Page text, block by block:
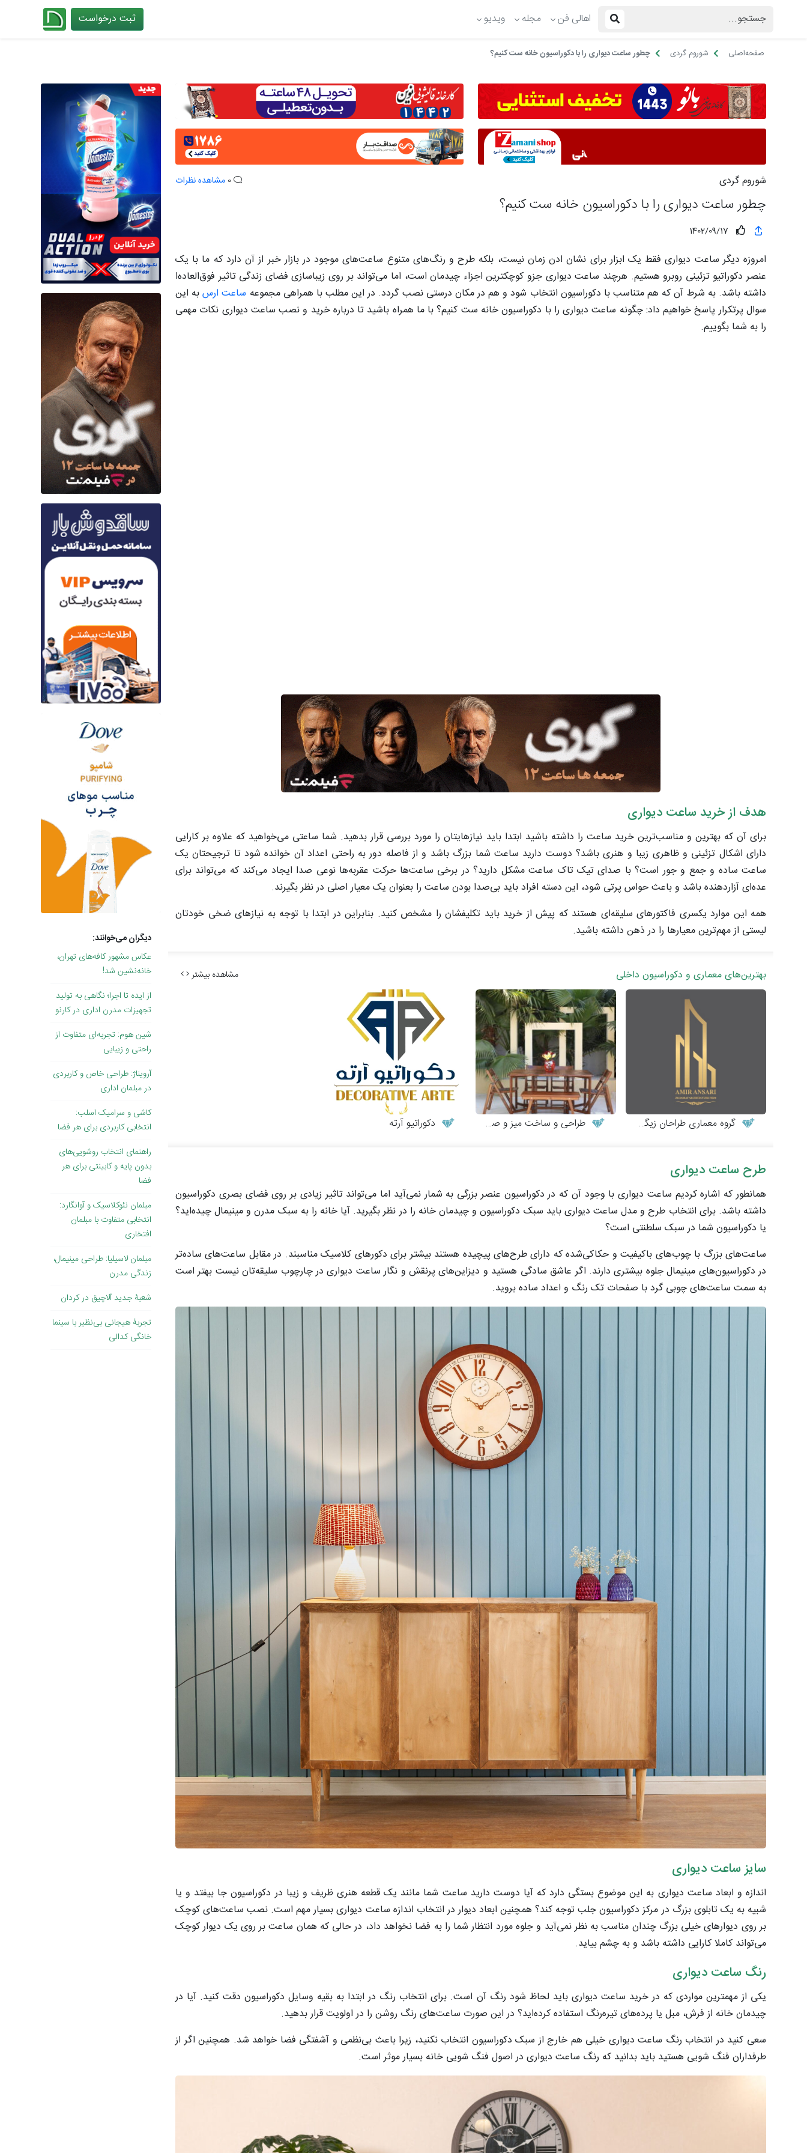
اهالی فن مجله ویدیو ثبت درخواست
صفحه‌اصلی شوروم گردی چطور ساعت دیواری را با دکوراسیون خانه ست کنیم؟
شوروم گردی مشاهده نظرات
چطور ساعت دیواری را با دکوراسیون خانه ست کنیم؟
1402/09/17
امروزه دیگر ساعت دیواری فقط یک ابزار برای نشان ادن زمان نیست، بلکه طرح و رنگ‌های متنوع ساعت‌های موجود در بازار خبر از آن دارد که ما با یک
عنصر دکوراتیو تزئینی روبرو هستیم. هرچند ساعت دیواری جزو کوچکترین اجزاء چیدمان است، اما می‌تواند بر روی زیباسازی فضای زندگی تاثیر فوق‌العاده‌ا
داشته باشد. به شرط آن که هم متناسب با دکوراسیون انتخاب شود و هم در مکان درستی نصب گردد. در این مطلب با همراهی مجموعه ساعت ارسبه این
سوال پرتکرار پاسخ خواهیم داد: چگونه ساعت دیواری را با دکوراسیون خانه ست کنیم؟ با ما همراه باشید تا درباره خرید و نصب ساعت دیواری نکات مهمی
را به شما بگوییم.
هدف از خرید ساعت دیواری
برای آن که بهترین و مناسب‌ترین خرید ساعت را داشته باشید ابتدا باید نیازهایتان را مورد بررسی قرار بدهید. شما ساعتی می‌خواهید که علاوه بر کارایی
دارای اشکال تزئینی و ظاهری زیبا و هنری باشد؟ دوست دارید ساعت شما بزرگ باشد و از فاصله دور به راحتی اعداد آن خوانده شود تا ترجیحتان یک
ساعت ساده و جمع و جور است؟ با صدای تیک تاک ساعت مشکل دارید؟ در برخی ساعت‌ها حرکت عقربه‌ها نوعی صدا ایجاد می‌کند که می‌تواند برای
عده‌ای آزاردهنده باشد و باعث حواس پرتی شود، این دسته افراد باید بی‌صدا بودن ساعت را بعنوان یک معیار اصلی در نظر بگیرند.
همه این موارد یکسری فاکتورهای سلیقه‌ای هستند که پیش از خرید باید تکلیفشان را مشخص کنید. بنابراین در ابتدا با توجه به نیازهای ضخی خودتان
لیستی از مهم‌ترین معیارها را در ذهن داشته باشید.
بهترین‌های معماری و دکوراسیون داخلی مشاهده بیشتر
گروه معماری طراحان زیگورات طراحی و ساخت میز و صندلی چوبی دکوراتیو آرته
طرح ساعت دیواری
همانطور که اشاره کردیم ساعت دیواری با وجود آن که در دکوراسیون عنصر بزرگی به شمار نمی‌آید اما می‌تواند تاثیر زیادی بر روی فضای بصری دکوراسیون
داشته باشد. برای انتخاب طرح و مدل ساعت دیواری باید سبک دکوراسیون و چیدمان خانه را در نظر بگیرید. آیا خانه را به سبک مدرن و مینیمال چیده‌اید؟
یا دکوراسیون شما در سبک سلطنتی است؟
ساعت‌های بزرگ با چوب‌های باکیفیت و حکاکی‌شده که دارای طرح‌های پیچیده هستند بیشتر برای دکورهای کلاسیک مناسبند. در مقابل ساعت‌های ساده‌تر
در دکوراسیون‌های مینیمال جلوه بیشتری دارند. اگر عاشق سادگی هستید و دیزاین‌های پرنقش و نگار ساعت دیواری در چارچوب سلیقه‌تان نیست بهتر است
به سمت ساعت‌های چوبی گرد با صفحات تک رنگ و اعداد ساده بروید.
سایز ساعت دیواری
اندازه و ابعاد ساعت دیواری به این موضوع بستگی دارد که آیا دوست دارید ساعت شما مانند یک قطعه هنری ظریف و زیبا در دکوراسیون جا بیفتد و یا
شبیه به یک تابلوی بزرگ در مرکز دکوراسیون جلب توجه کند؟ همچنین ابعاد دیوار در انتخاب اندازه ساعت دیواری بسیار مهم است. نصب ساعت‌های کوچک
بر روی دیوارهای خیلی بزرگ چندان مناسب به نظر نمی‌آید و جلوه مورد انتظار شما را به فضا نخواهد داد، در حالی که همان ساعت بر روی یک دیوار کوچک
می‌تواند کاملا کارایی داشته باشد و به چشم بیاید.
رنگ ساعت دیواری
یکی از مهمترین مواردی که در خرید ساعت دیواری باید لحاظ شود رنگ آن است. برای انتخاب رنگ در ابتدا به بقیه وسایل دکوراسیون دقت کنید. آیا در
چیدمان خانه از فرش، مبل یا پرده‌های تیره‌رنگ استفاده کرده‌اید؟ در این صورت ساعت‌های رنگ روشن را در اولویت قرار بدهید.
سعی کنید در انتخاب رنگ ساعت دیواری خیلی هم خارج از سبک دکوراسیون انتخاب نکنید، زیرا باعث بی‌نظمی و آشفتگی فضا خواهد شد. همچنین اگر از
طرفداران فنگ شویی هستید باید بدانید که رنگ ساعت دیواری در اصول فنگ شویی خانه بسیار موثر است.
دیگران می‌خوانند:
عکاس مشهور کافه‌های تهران،
خانه‌نشین شد!
از ایده تا اجرا؛ نگاهی به تولید
تجهیزات مدرن اداری در کارنو
شین هوم: تجربه‌ای متفاوت از
راحتی و زیبایی
آرویناژ: طراحی خاص و کاربردی
در مبلمان اداری
کاشی و سرامیک اسلب:
انتخابی کاربردی برای هر فضا
راهنمای انتخاب روشویی‌های
بدون پایه و کابینتی برای هر
فضا
مبلمان نئوکلاسیک و آوانگارد:
انتخابی متفاوت با مبلمان
افتخاری
مبلمان لاسیلیا: طراحی مینیمال،
زندگی مدرن
شعبۀ جدید آلاچیق در کردان
تجربۀ هیجانی بی‌نظیر با سینما
خانگی کدالی